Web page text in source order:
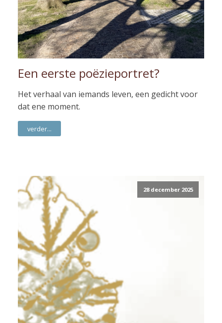
Een eerste poëzieportret?
Het verhaal van iemands leven, een gedicht voor
dat ene moment.
verder...
28 december 2025